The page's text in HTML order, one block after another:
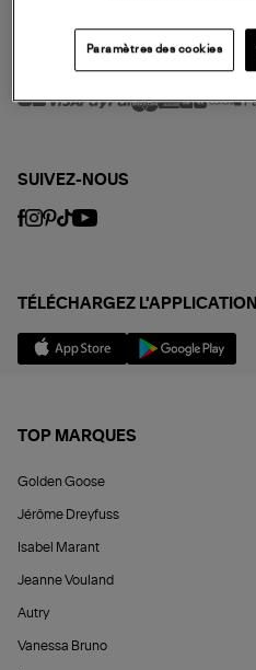
MODE DE PAIEMENT
SUIVEZ-NOUS
TÉLÉCHARGEZ L'APPLICATION
TOP MARQUES
Golden Goose
Jérôme Dreyfuss
Isabel Marant
Jeanne Vouland
Autry
Vanessa Bruno
Paramètres des cookies